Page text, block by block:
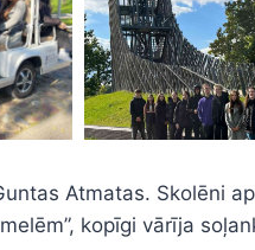
Atmatas. Skolēni
kopīgi vārīja